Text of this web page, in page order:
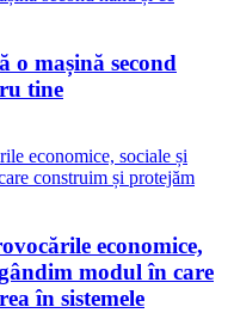
o mașină second
tine
economice,
modul în care
în sistemele